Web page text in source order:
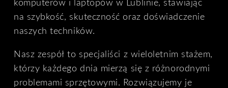
komputerów i laptopów w Lublinie, stawiając
na szybkość, skuteczność oraz doświadczenie
naszych techników.
Nasz zespół to specjaliści z wieloletnim stażem,
którzy każdego dnia mierzą się z różnorodnymi
problemami sprzętowymi. Rozwiązujemy je